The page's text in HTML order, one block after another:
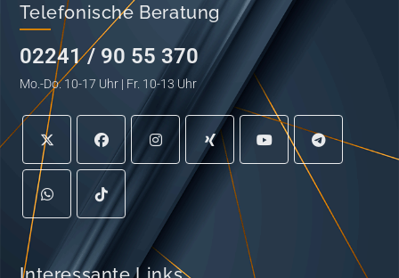
Telefonische Beratung
02241 / 90 55 370
Mo.-Do. 10-17 Uhr | Fr. 10-13 Uhr